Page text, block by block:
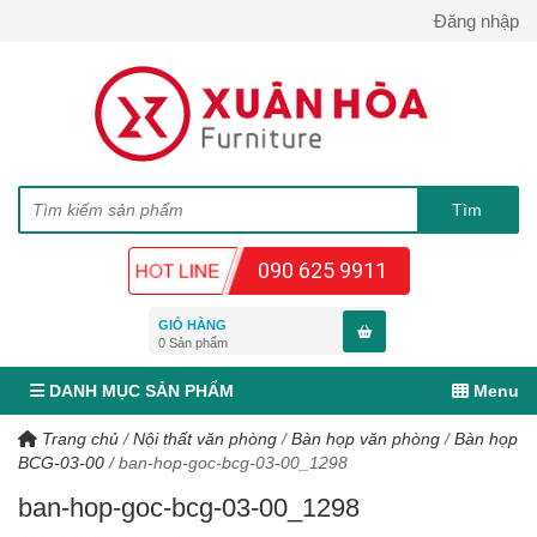
Đăng nhập
090 625 9911
GIỎ HÀNG
0 Sản phẩm
DANH MỤC SẢN PHẨM Menu
Trang chủ /Nội thất văn phòng /Bàn họp văn phòng /Bàn họp
BCG-03-00 /ban-hop-goc-bcg-03-00_1298
ban-hop-goc-bcg-03-00_1298